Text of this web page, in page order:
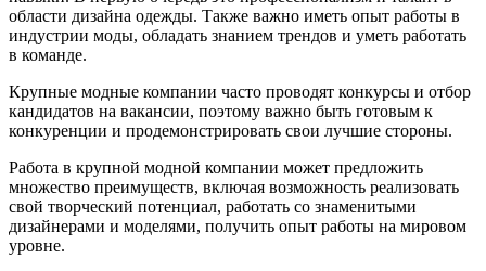
области дизайна одежды. Также важно иметь опыт работы в
индустрии моды, обладать знанием трендов и уметь работать
в команде.
Крупные модные компании часто проводят конкурсы и отбор
кандидатов на вакансии, поэтому важно быть готовым к
конкуренции и продемонстрировать свои лучшие стороны.
Работа в крупной модной компании может предложить
множество преимуществ, включая возможность реализовать
свой творческий потенциал, работать со знаменитыми
дизайнерами и моделями, получить опыт работы на мировом
уровне.